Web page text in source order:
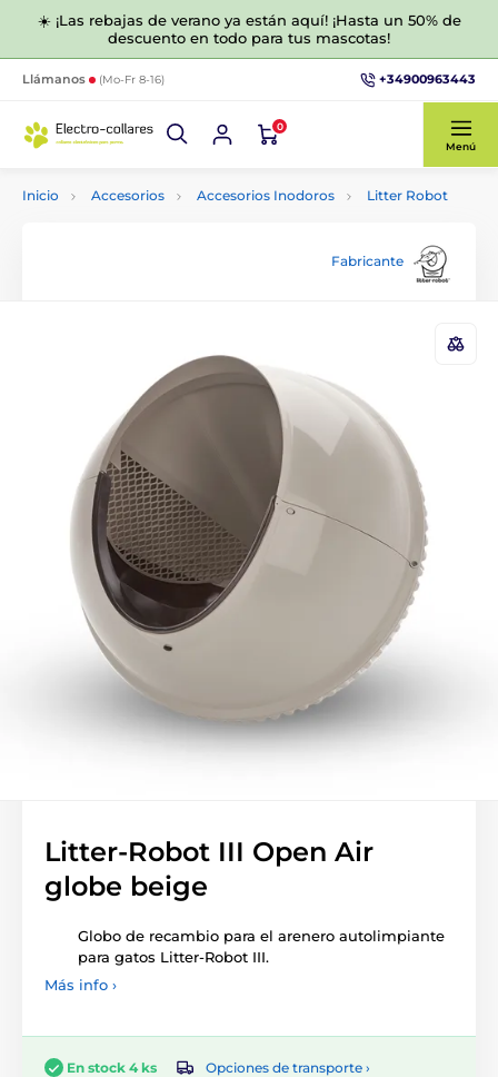
☀️ ¡Las rebajas de verano ya están aquí! ¡Hasta un 50% de
descuento en todo para tus mascotas!
Llámanos (Mo-Fr 8-16) +34900963443
0
Menú
Inicio Accesorios Accesorios Inodoros Litter Robot
Fabricante
Litter-Robot III Open Air
globe beige
Globo de recambio para el arenero autolimpiante
para gatos Litter-Robot III.
Más info ›
En stock 4 ks
Opciones de transporte ›